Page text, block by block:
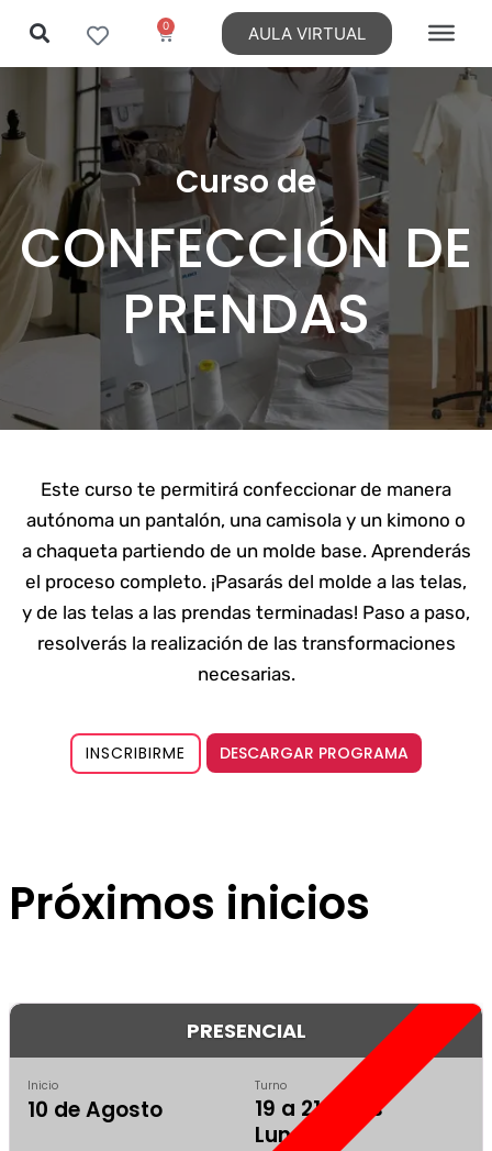
contenido
0 AULA VIRTUAL
Curso de
CONFECCIÓN DE
PRENDAS
Este curso te permitirá confeccionar de manera
autónoma un pantalón, una camisola y un kimono o
a chaqueta partiendo de un molde base. Aprenderás
el proceso completo. ¡Pasarás del molde a las telas,
y de las telas a las prendas terminadas! Paso a paso,
resolverás la realización de las transformaciones
necesarias.
INSCRIBIRME DESCARGAR PROGRAMA
Próximos inicios
PRESENCIAL
Inicio
10 de Agosto
Turno
19 a 21:30 hs
Lunes